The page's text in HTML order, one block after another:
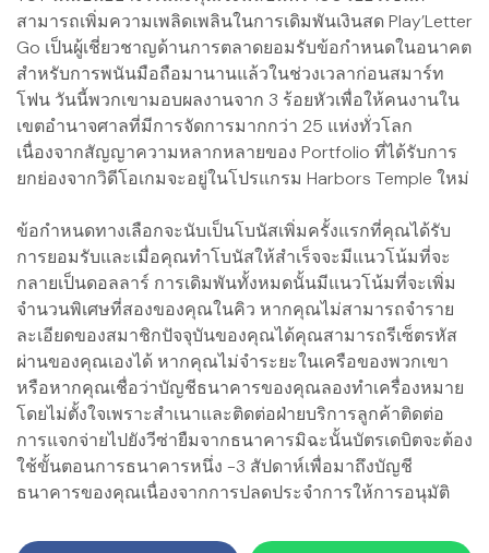
สามารถเพิ่มความเพลิดเพลินในการเดิมพันเงินสด Play’Letter
Go เป็นผู้เชี่ยวชาญด้านการตลาดยอมรับข้อกำหนดในอนาคต
สำหรับการพนันมือถือมานานแล้วในช่วงเวลาก่อนสมาร์ท
โฟน วันนี้พวกเขามอบผลงานจาก 3 ร้อยหัวเพื่อให้คนงานใน
เขตอำนาจศาลที่มีการจัดการมากกว่า 25 แห่งทั่วโลก
เนื่องจากสัญญาความหลากหลายของ Portfolio ที่ได้รับการ
ยกย่องจากวิดีโอเกมจะอยู่ในโปรแกรม Harbors Temple ใหม่
ข้อกำหนดทางเลือกจะนับเป็นโบนัสเพิ่มครั้งแรกที่คุณได้รับ
การยอมรับและเมื่อคุณทำโบนัสให้สำเร็จจะมีแนวโน้มที่จะ
กลายเป็นดอลลาร์ การเดิมพันทั้งหมดนั้นมีแนวโน้มที่จะเพิ่ม
จำนวนพิเศษที่สองของคุณในคิว หากคุณไม่สามารถจำราย
ละเอียดของสมาชิกปัจจุบันของคุณได้คุณสามารถรีเซ็ตรหัส
ผ่านของคุณเองได้ หากคุณไม่จำระยะในเครือของพวกเขา
หรือหากคุณเชื่อว่าบัญชีธนาคารของคุณลองทำเครื่องหมาย
โดยไม่ตั้งใจเพราะสำเนาและติดต่อฝ่ายบริการลูกค้าติดต่อ
การแจกจ่ายไปยังวีซ่ายืมจากธนาคารมิฉะนั้นบัตรเดบิตจะต้อง
ใช้ขั้นตอนการธนาคารหนึ่ง -3 สัปดาห์เพื่อมาถึงบัญชี
ธนาคารของคุณเนื่องจากการปลดประจำการให้การอนุมัติ